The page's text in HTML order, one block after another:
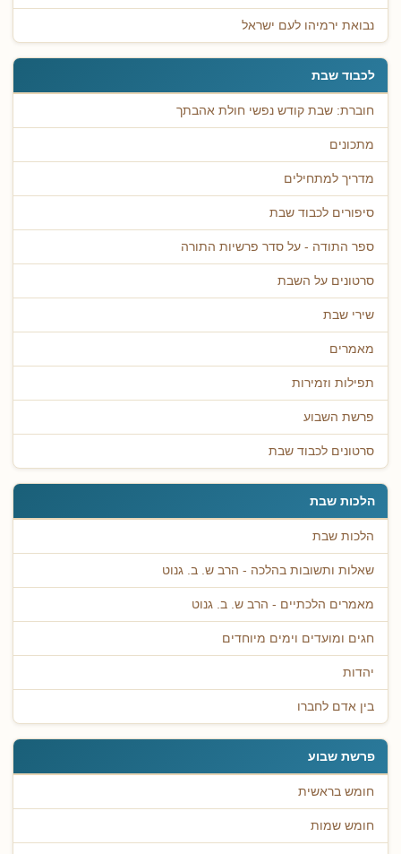
נבואת ירמיהו לעם ישראל
לכבוד שבת
חוברת: שבת קודש נפשי חולת אהבתך
מתכונים
מדריך למתחילים
סיפורים לכבוד שבת
ספר התודה - על סדר פרשיות התורה
סרטונים על השבת
שירי שבת
מאמרים
תפילות וזמירות
פרשת השבוע
סרטונים לכבוד שבת
הלכות שבת
הלכות שבת
שאלות ותשובות בהלכה - הרב ש. ב. גנוט
מאמרים הלכתיים - הרב ש. ב. גנוט
חגים ומועדים וימים מיוחדים
יהדות
בין אדם לחברו
פרשת שבוע
חומש בראשית
חומש שמות